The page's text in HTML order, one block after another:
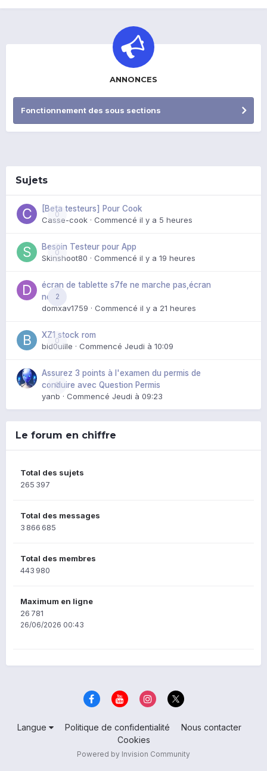
ANNONCES
Fonctionnement des sous sections
Sujets
0
[Beta testeurs] Pour Cook
Casse-cook · Commencé il y a 5 heures
0
Besoin Testeur pour App
Skinshoot80 · Commencé il y a 19 heures
2
écran de tablette s7fe ne marche pas,écran
noir
domxav1759 · Commencé il y a 21 heures
0
XZ1 stock rom
bid0uille · Commencé Jeudi à 10:09
0
Assurez 3 points à l'examen du permis de
conduire avec Question Permis
yanb · Commencé Jeudi à 09:23
Le forum en chiffre
Total des sujets
265 397
Total des messages
3 866 685
Total des membres
443 980
Maximum en ligne
26 781
26/06/2026 00:43
Langue Politique de confidentialité
Nous contacter
Cookies
Powered by Invision Community